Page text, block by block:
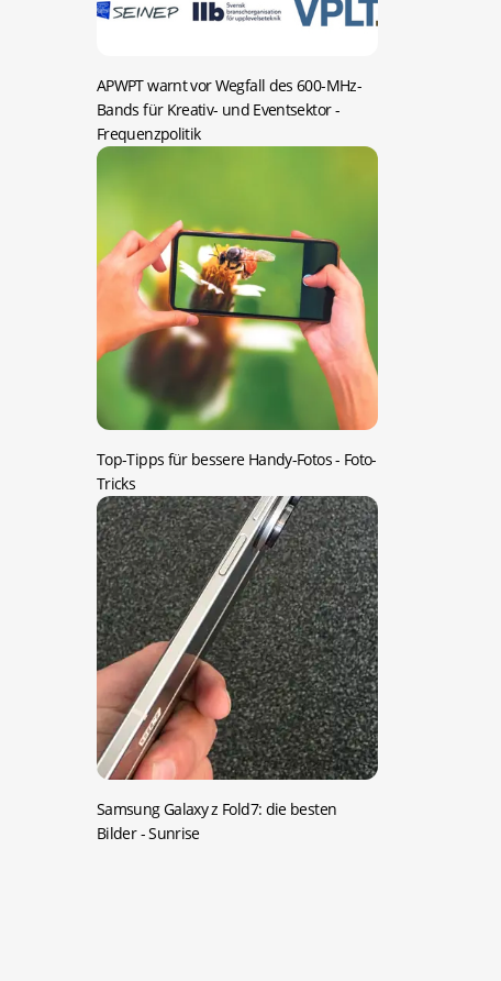
APWPT warnt vor Wegfall des 600-MHz-
Bands für Kreativ- und Eventsektor-
Frequenzpolitik
Top-Tipps für bessere Handy-Fotos- Foto-
Tricks
Samsung Galaxy z Fold7: die besten
Bilder- Sunrise